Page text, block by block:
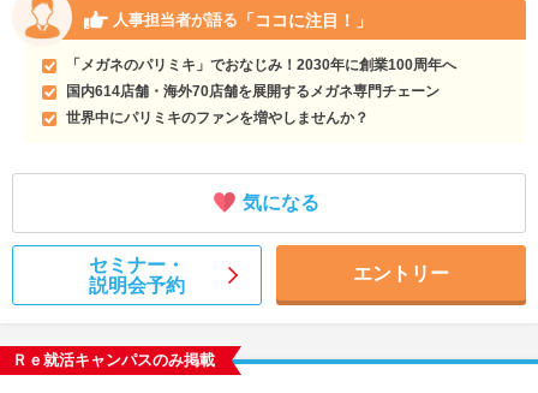
人事担当者が語る 「ココに注目！」
「メガネのパリミキ」でおなじみ！2030年に創業100周年へ
国内614店舗・海外70店舗を展開するメガネ専門チェーン
世界中にパリミキのファンを増やしませんか？
気になる
セミナー・
説明会予約
エントリー
Ｒｅ就活キャンパスのみ掲載